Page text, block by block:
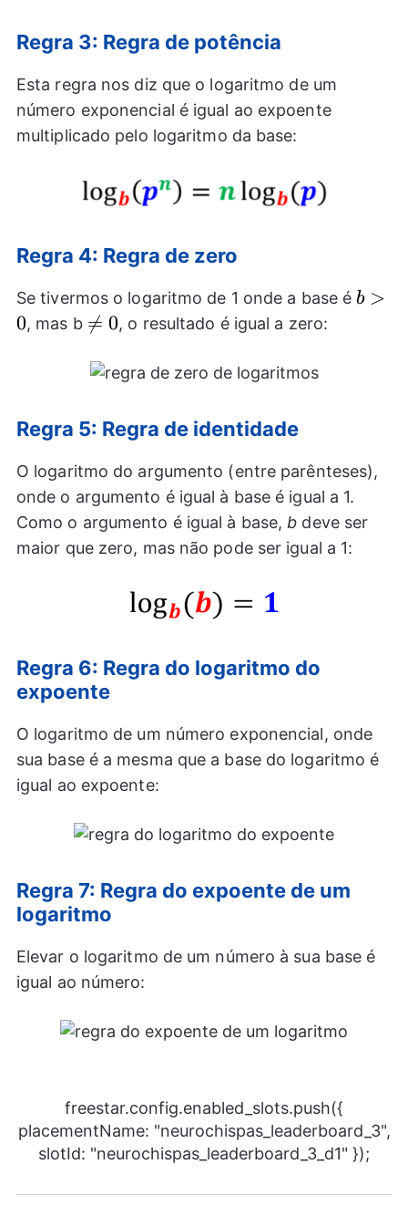
Regra 3: Regra de potência
Esta regra nos diz que o logaritmo de um
número exponencial é igual ao expoente
multiplicado pelo logaritmo da base:
Regra 4: Regra de zero
Se tivermos o logaritmo de 1 onde a base é b>0
b >
0, mas b \neq

= 0, o resultado é igual a zero:
Regra 5: Regra de identidade
O logaritmo do argumento (entre parênteses),
onde o argumento é igual à base é igual a 1.
Como o argumento é igual à base,b deve ser
maior que zero, mas não pode ser igual a 1:
Regra 6: Regra do logaritmo do
expoente
O logaritmo de um número exponencial, onde
sua base é a mesma que a base do logaritmo é
igual ao expoente:
Regra 7: Regra do expoente de um
logaritmo
Elevar o logaritmo de um número à sua base é
igual ao número:
freestar.config.enabled_slots.push({
placementName: "neurochispas_leaderboard_3",
slotId: "neurochispas_leaderboard_3_d1" });